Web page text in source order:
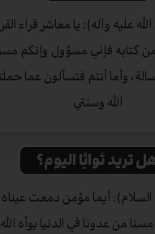
عليه وآله): يا معاشر قراء
كتابه فإني مسؤول وإنكم
وأما أنتم فتسألون عما
الله وسنتي
تريد ثوابًا اليوم؟
السلام): أيما مؤمن دمعت
من عدونا في الدنيا بوأه